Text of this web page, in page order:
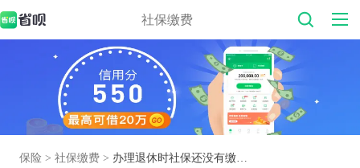
社保缴费
保险 > 社保缴费 > 办理退休时社保还没有缴满15年有什么解决方法？